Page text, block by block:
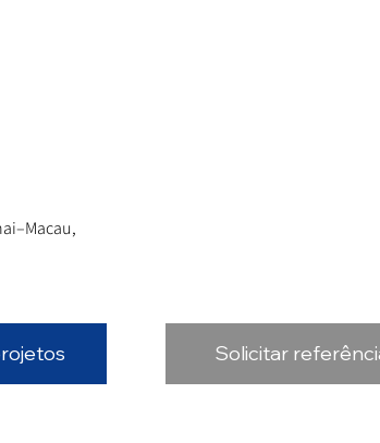
Solicitar